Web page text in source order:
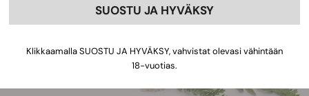
SUOSTU JA HYVÄKSY
Klikkaamalla SUOSTU JA HYVÄKSY, vahvistat olevasi vähintään
18-vuotias.